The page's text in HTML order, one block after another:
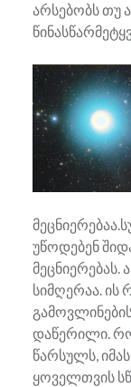
არსებობს
უწოდებენ
სიმღერაა. ის
დაწერილი.
წარსულს,
ყოველთვის